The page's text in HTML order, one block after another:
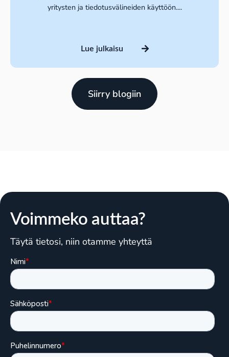
yritysten ja tiedotusvälineiden käyttöön....
Lue julkaisu
Siirry blogiin
Voimmeko auttaa?
Täytä tietosi, niin otamme yhteyttä